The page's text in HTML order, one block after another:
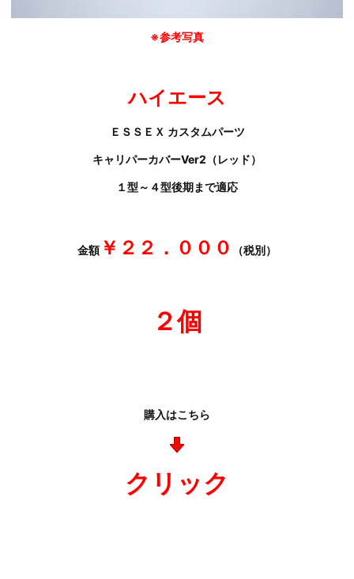
※参考写真
ハイエース
ＥＳＳＥＸ カスタムパーツ
キャリパーカバーVer2（レッド）
１型～４型後期まで適応
金額￥２２．０００ （税別）
２個
購入はこちら
クリック